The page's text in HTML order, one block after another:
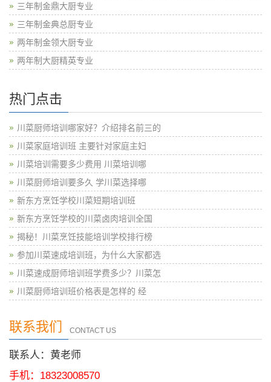
三年制金鼎大厨专业
三年制金典总厨专业
两年制金领大厨专业
两年制大厨精英专业
热门点击
川菜厨师培训哪家好？介绍排名前三的
川菜家庭培训班 主要针对家庭主妇
川菜培训需要多少费用 川菜培训哪
川菜厨师培训要多久 学川菜选择哪
新东方烹饪学校川菜短期培训班
新东方烹饪学校的川菜卤肉培训全国
揭秘！川菜烹饪技能培训学校排行榜
参加川菜速成培训班，为什么大家都选
川菜速成厨师培训班学费多少？川菜怎
川菜厨师培训班价格表是怎样的 经
联系我们 CONTACT US
联系人：黄老师
手机：18323008570